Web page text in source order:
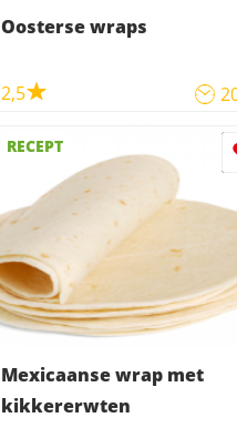
Oosterse wraps
2,5
RECEPT
Mexicaanse wrap met
kikkererwten